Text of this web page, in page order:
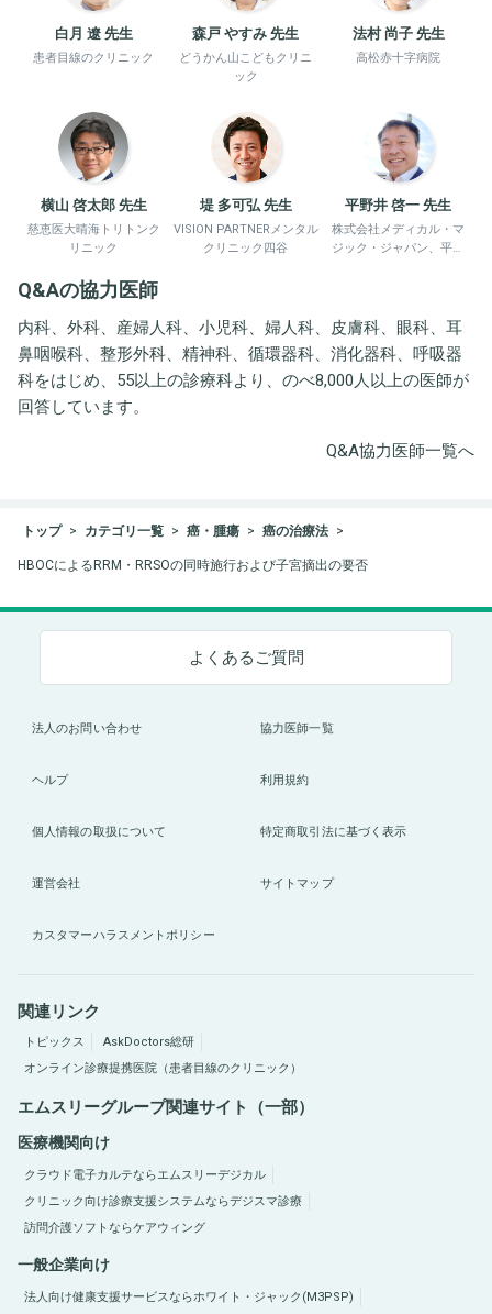
白月 遼 先生
患者目線のクリニック
森戸 やすみ 先生
どうかん山こどもクリニ
ック
法村 尚子 先生
高松赤十字病院
横山 啓太郎 先生
慈恵医大晴海トリトンク
リニック
堤 多可弘 先生
VISION PARTNERメンタル
クリニック四谷
平野井 啓一 先生
株式会社メディカル・マ
ジック・ジャパン、平野
Q&Aの協力医師
内科、外科、産婦人科、小児科、婦人科、皮膚科、眼科、耳
鼻咽喉科、整形外科、精神科、循環器科、消化器科、呼吸器
科をはじめ、55以上の診療科より、のべ8,000人以上の医師が
回答しています。
Q&A協力医師一覧へ
トップ カテゴリ一覧 癌・腫瘍 癌の治療法
HBOCによるRRM・RRSOの同時施行および子宮摘出の要否
よくあるご質問
法人のお問い合わせ 協力医師一覧
ヘルプ 利用規約
個人情報の取扱について 特定商取引法に基づく表示
運営会社 サイトマップ
カスタマーハラスメントポリシー
関連リンク
トピックス
AskDoctors総研
オンライン診療提携医院（患者目線のクリニック）
エムスリーグループ関連サイト（一部）
医療機関向け
クラウド電子カルテならエムスリーデジカル
クリニック向け診療支援システムならデジスマ診療
訪問介護ソフトならケアウィング
一般企業向け
法人向け健康支援サービスならホワイト・ジャック(M3PSP)